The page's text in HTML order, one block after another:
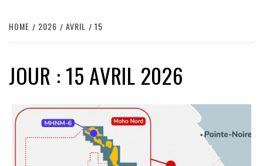
HOME 2026 AVRIL 15
JOUR : 15 AVRIL 2026